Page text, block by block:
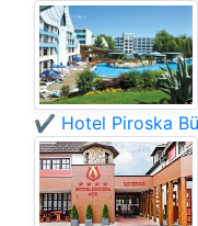
✔️ Hotel Piroska